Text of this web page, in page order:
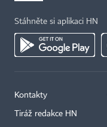
Stáhněte si aplikaci HN
Kontakty
Tiráž redakce HN